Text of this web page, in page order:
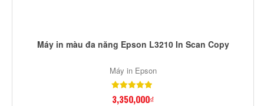
Máy in màu đa năng Epson L3210 In Scan Copy
Máy in Epson
3,350,000₫